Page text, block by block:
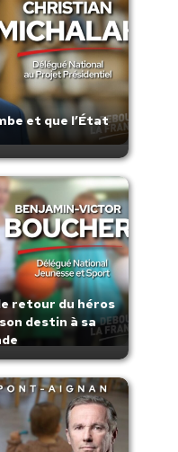
et que l’État
retour du héros
destin à sa